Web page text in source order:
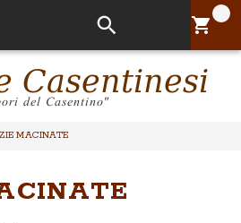
Il tuo
MACINATE